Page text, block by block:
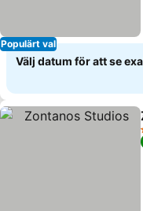
Populärt val
Välj datum för att se